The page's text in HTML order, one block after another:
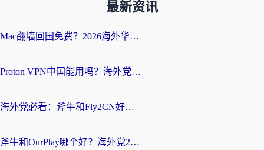
最新资讯
Mac翻墙回国免费？2026海外华人亲测：从CCTV5直播到国内APP，这样选加速器才靠谱
Proton VPN中国能用吗？海外党选回国加速器的避坑指南（附番茄加速器实测）
海外党必看：斧牛和Fly2CN好用吗？3招教你选对回国加速器（附免费试用攻略）
斧牛和OurPlay哪个好？海外党2026亲测：选对加速器，国内资源秒加载